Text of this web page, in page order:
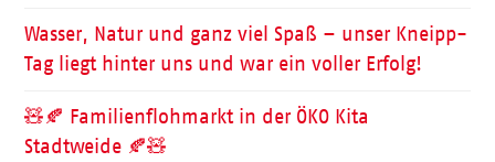
Wasser, Natur und ganz viel Spaß – unser Kneipp-
Tag liegt hinter uns und war ein voller Erfolg!
🧸🍂 Familienflohmarkt in der ÖKO Kita
Stadtweide 🍂🧸